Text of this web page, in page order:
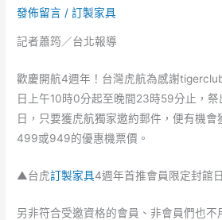
發佈留言 /訂製家具
記者蕭筠／台北報導
歡慶開航4週年！台灣虎航為感謝
日上午10時0分起至晚間23時59分止，
日，只要獲虎航獨家邀約郵件，便有機會
499或949的優惠機票價。
▲台虎訂製家具4週年首推會員限定封館
另非符合受邀資格的會員、非會員們也